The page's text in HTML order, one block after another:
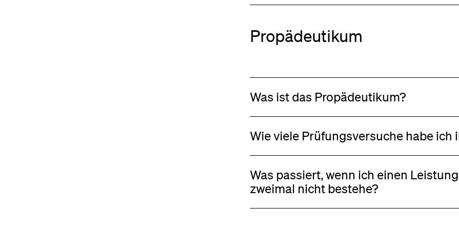
Propädeutikum
Was ist das Propädeutikum?
Wie viele Prüfungsversuche habe ich
Was passiert, wenn ich einen
zweimal nicht bestehe?